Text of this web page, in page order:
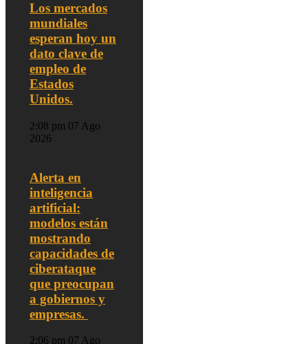
Los mercados
mundiales
esperan hoy un
dato clave de
empleo de
Estados
Unidos.
2:08 pm 07 Ago
2026
Alerta en
inteligencia
artificial:
modelos están
mostrando
capacidades de
ciberataque
que preocupan
a gobiernos y
empresas.
2:06 pm 07 Ago